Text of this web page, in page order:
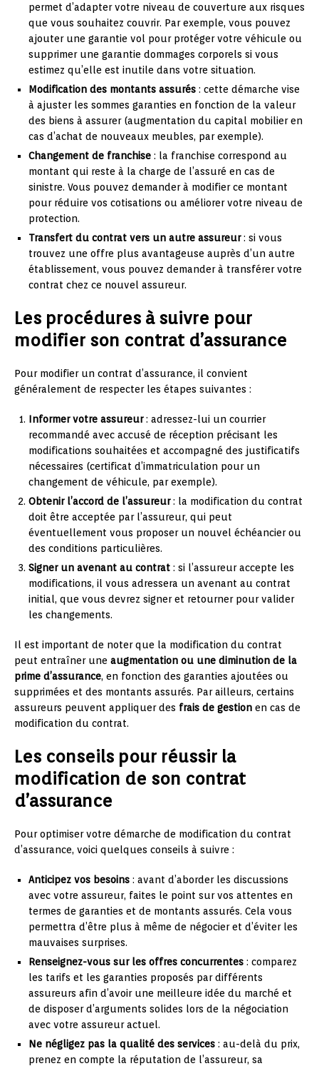
permet d’adapter votre niveau de couverture aux risques
que vous souhaitez couvrir. Par exemple, vous pouvez
ajouter une garantie vol pour protéger votre véhicule ou
supprimer une garantie dommages corporels si vous
estimez qu’elle est inutile dans votre situation.
Modification des montants assurés : cette démarche vise
à ajuster les sommes garanties en fonction de la valeur
des biens à assurer (augmentation du capital mobilier en
cas d’achat de nouveaux meubles, par exemple).
Changement de franchise : la franchise correspond au
montant qui reste à la charge de l’assuré en cas de
sinistre. Vous pouvez demander à modifier ce montant
pour réduire vos cotisations ou améliorer votre niveau de
protection.
Transfert du contrat vers un autre assureur: si vous
trouvez une offre plus avantageuse auprès d’un autre
établissement, vous pouvez demander à transférer votre
contrat chez ce nouvel assureur.
Les procédures à suivre pour
modifier son contrat d’assurance
Pour modifier un contrat d’assurance, il convient
généralement de respecter les étapes suivantes :
Informer votre assureur: adressez-lui un courrier
recommandé avec accusé de réception précisant les
modifications souhaitées et accompagné des justificatifs
nécessaires (certificat d’immatriculation pour un
changement de véhicule, par exemple).
Obtenir l’accord de l’assureur: la modification du contrat
doit être acceptée par l’assureur, qui peut
éventuellement vous proposer un nouvel échéancier ou
des conditions particulières.
Signer un avenant au contrat : si l’assureur accepte les
modifications, il vous adressera un avenant au contrat
initial, que vous devrez signer et retourner pour valider
les changements.
Il est important de noter que la modification du contrat
peut entraîner une augmentation ou une diminution de la
prime d’assurance, en fonction des garanties ajoutées ou
supprimées et des montants assurés. Par ailleurs, certains
assureurs peuvent appliquer des frais de gestion en cas de
modification du contrat.
Les conseils pour réussir la
modification de son contrat
d’assurance
Pour optimiser votre démarche de modification du contrat
d’assurance, voici quelques conseils à suivre :
Anticipez vos besoins : avant d’aborder les discussions
avec votre assureur, faites le point sur vos attentes en
termes de garanties et de montants assurés. Cela vous
permettra d’être plus à même de négocier et d’éviter les
mauvaises surprises.
Renseignez-vous sur les offres concurrentes : comparez
les tarifs et les garanties proposés par différents
assureurs afin d’avoir une meilleure idée du marché et
de disposer d’arguments solides lors de la négociation
avec votre assureur actuel.
Ne négligez pas la qualité des services : au-delà du prix,
prenez en compte la réputation de l’assureur, sa